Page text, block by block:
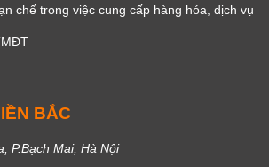
chế trong việc cung cấp hàng hóa, dịch vụ
BẮC
P.Bạch Mai, Hà Nội